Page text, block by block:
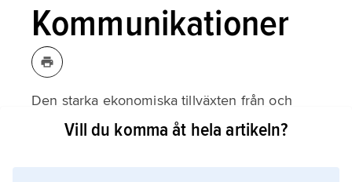
Kommunikationer
Den starka ekonomiska tillväxten från och
med 1960-talet satte kraftig press på
Vill du komma åt hela artikeln?